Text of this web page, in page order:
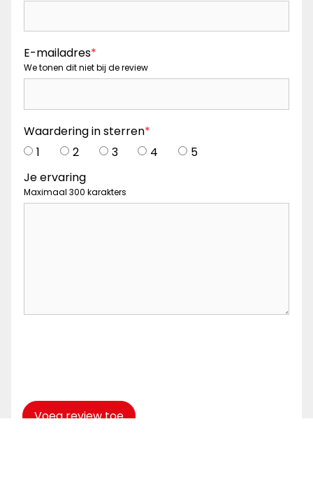
E-mailadres*
We tonen dit niet bij de review
Waardering in sterren*
1
2 3 4
5
Je ervaring
Maximaal 300 karakters
Voeg review toe